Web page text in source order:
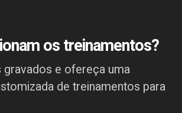
os treinamentos?
gravados e ofereça uma
de treinamentos para